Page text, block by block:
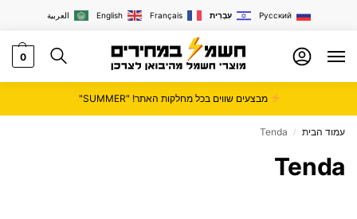
العربية English Français עִבְרִית Русский
0
מבצעים שווים בכל מחלקות האתר! "SUMMER"
עמוד הבית /
Tenda
Tenda